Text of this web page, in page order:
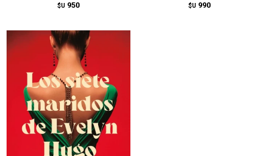
$U 950 $U 990